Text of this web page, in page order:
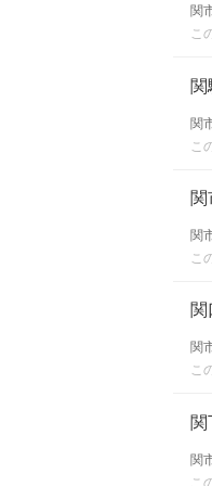
関
こ
関
関
こ
関
関
こ
関
関
こ
関
関
こ